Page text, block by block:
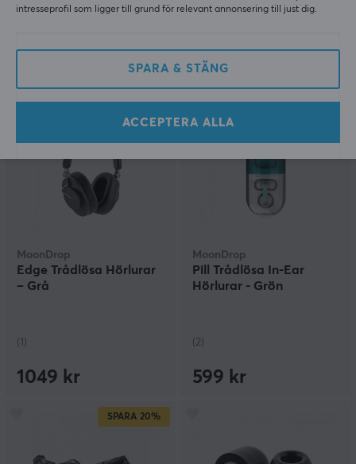
399 kr
MoonDrop
Edge Trådlösa Hörlurar
– Grå
(1)
1049 kr
MoonDrop
Pill Trådlösa In-Ear
Hörlurar - Grön
(2)
599 kr
SPARA 20%
intresseprofil som ligger till grund för relevant annonsering till just dig.
SPARA & STÄNG
ACCEPTERA ALLA